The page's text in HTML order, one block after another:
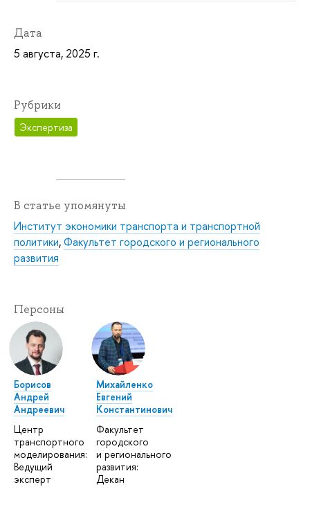
Дата
5 августа, 2025 г.
Рубрики
Экспертиза
В статье упомянуты
Институт экономики транспорта и транспортной
политики,Факультет городского и регионального
развития
Персоны
Борисов
Андрей
Андреевич
Центр
транспортного
моделирования:
Ведущий
эксперт
Михайленко
Евгений
Константинович
Факультет
городского
и регионального
развития:
Декан